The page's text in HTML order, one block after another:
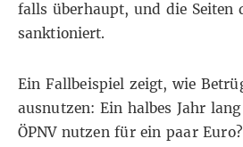
falls überhaupt, und die Seiten
sanktioniert.
Ein Fallbeispiel zeigt, wie
ausnutzen: Ein halbes Jahr
ÖPNV nutzen für ein paar